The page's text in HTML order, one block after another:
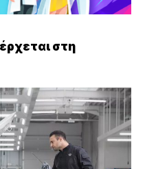
στη